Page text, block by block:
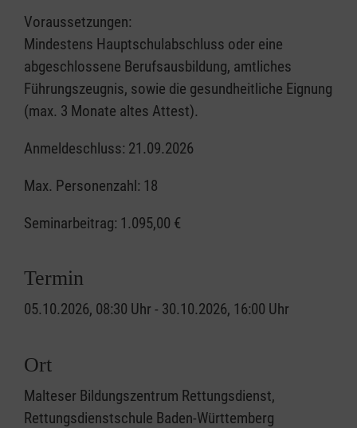
Voraussetzungen:
Mindestens Hauptschulabschluss oder eine
abgeschlossene Berufsausbildung, amtliches
Führungszeugnis, sowie die gesundheitliche Eignung
(max. 3 Monate altes Attest).
Anmeldeschluss: 21.09.2026
Max. Personenzahl: 18
Seminarbeitrag: 1.095,00 €
Termin
05.10.2026, 08:30 Uhr - 30.10.2026, 16:00 Uhr
Ort
Malteser Bildungszentrum Rettungsdienst,
Rettungsdienstschule Baden-Württemberg